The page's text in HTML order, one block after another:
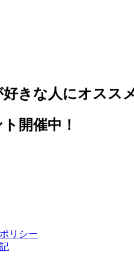
きな人にオスス
開催中！
リシー